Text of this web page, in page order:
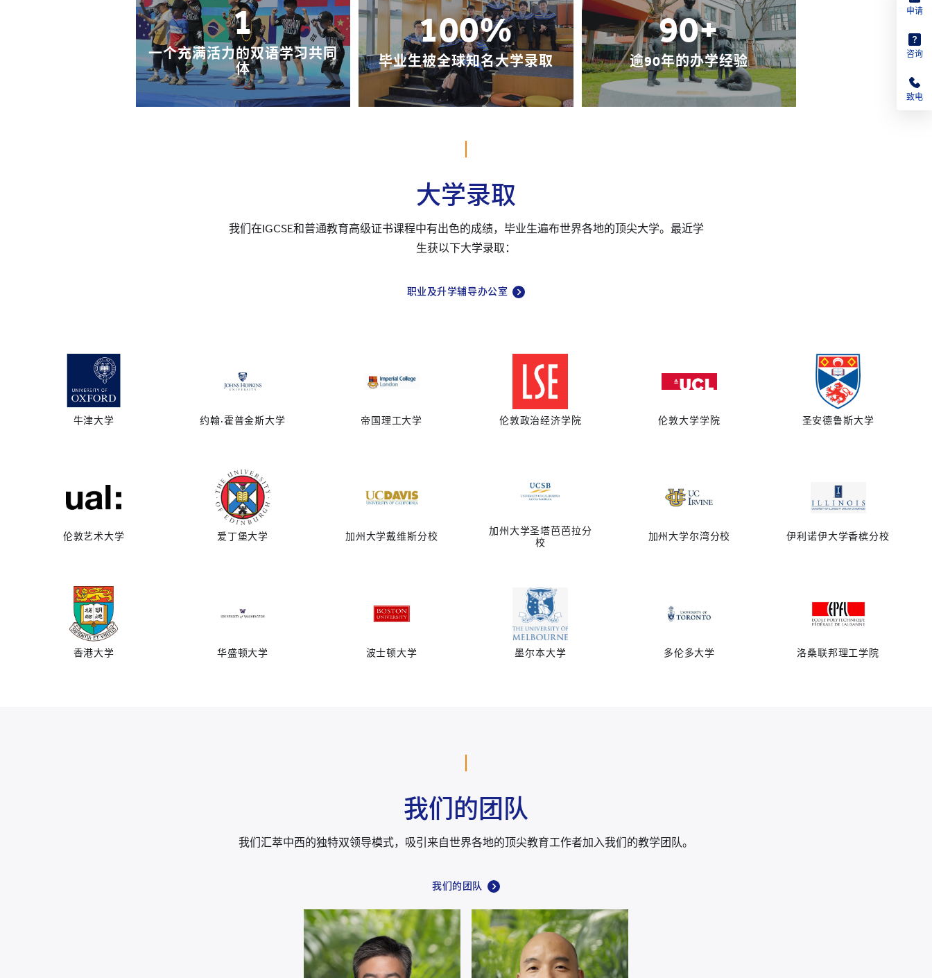
1
一个充满活力的双语学习共同
体
100%
毕业生被全球知名大学录取
90+
逾90年的办学经验
大学录取
我们在IGCSE和普通教育高级证书课程中有出色的成绩，毕业生遍布世界各地的顶尖大学。最近学
生获以下大学录取：
职业及升学辅导办公室
牛津大学 约翰·霍普金斯大学 帝国理工大学 伦敦政治经济学院 伦敦大学学院 圣安德鲁斯大学
伦敦艺术大学 爱丁堡大学 加州大学戴维斯分校
加州大学圣塔芭芭拉分
校
加州大学尔湾分校 伊利诺伊大学香槟分校
香港大学 华盛顿大学 波士顿大学 墨尔本大学 多伦多大学 洛桑联邦理工学院
我们的团队
我们汇萃中西的独特双领导模式，吸引来自世界各地的顶尖教育工作者加入我们的教学团队。
我们的团队
申请
咨询
致电